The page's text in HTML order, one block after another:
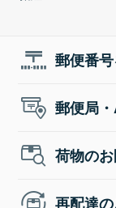
郵便番
郵便局
荷物の
再配達